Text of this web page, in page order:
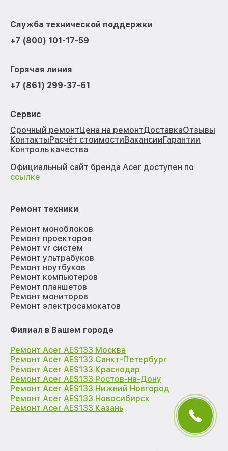
Служба технической поддержки
+7 (800) 101-17-59
Горячая линия
+7 (861) 299-37-61
Сервис
Срочный ремонтЦена на ремонтДоставкаОтзывы
КонтактыРасчёт стоимостиВакансииГарантии
Контроль качества
Официальный сайт бренда Acer доступен по
ссылке
Ремонт техники
Ремонт моноблоков
Ремонт проекторов
Ремонт vr систем
Ремонт ультрабуков
Ремонт ноутбуков
Ремонт компьютеров
Ремонт планшетов
Ремонт мониторов
Ремонт электросамокатов
Филиал в Вашем городе
Ремонт Acer AES133 Москва
Ремонт Acer AES133 Санкт-Петербург
Ремонт Acer AES133 Краснодар
Ремонт Acer AES133 Ростов-на-Дону
Ремонт Acer AES133 Нижний Новгород
Ремонт Acer AES133 Новосибирск
Ремонт Acer AES133 Казань